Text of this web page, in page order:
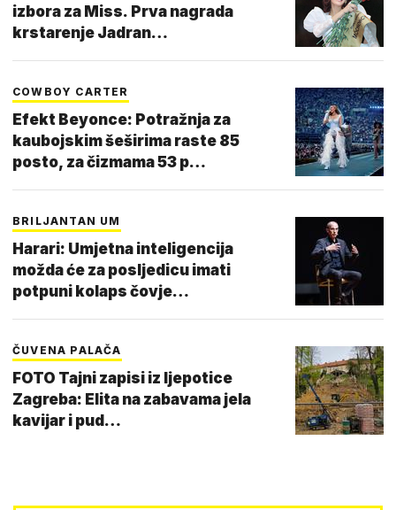
izbora za Miss. Prva nagrada
krstarenje Jadran…
COWBOY CARTER
Efekt Beyonce: Potražnja za
kaubojskim šeširima raste 85
posto, za čizmama 53 p…
BRILJANTAN UM
Harari: Umjetna inteligencija
možda će za posljedicu imati
potpuni kolaps čovje…
ČUVENA PALAČA
FOTO Tajni zapisi iz ljepotice
Zagreba: Elita na zabavama jela
kavijar i pud…